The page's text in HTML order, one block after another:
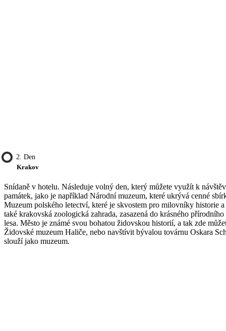
2. Den
Krakov
Snídaně v hotelu. Následuje volný den, který můžete využít k
památek, jako je například Národní muzeum, které ukrývá cenné
Muzeum polského letectví, které je skvostem pro milovníky historie
také krakovská zoologická zahrada, zasazená do krásného
lesa. Město je známé svou bohatou židovskou historií, a tak zde
Židovské muzeum Haliče, nebo navštívit bývalou továrnu Oskara
slouží jako muzeum.